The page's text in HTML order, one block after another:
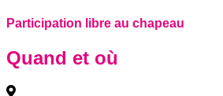
Participation libre au chapeau
Quand et où